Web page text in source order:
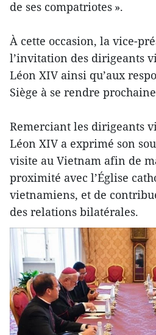
de ses compatriotes ».
À cette occasion, la vice-
l’invitation des dirigeants
Léon XIV ainsi qu’aux
Siège à se rendre
Remerciant les dirigeants
Léon XIV a exprimé son
visite au Vietnam afin de
proximité avec l’Église
vietnamiens, et de
des relations bilatérales.